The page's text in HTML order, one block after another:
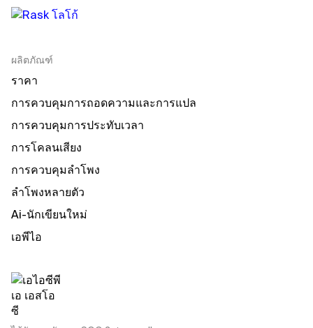
ผลิตภัณฑ์
ราคา
การควบคุมการถอดความและการแปล
การควบคุมการประทับเวลา
การโคลนเสียง
การควบคุมลําโพง
ลําโพงหลายตัว
Ai-นักเขียนใหม่
เอพีไอ